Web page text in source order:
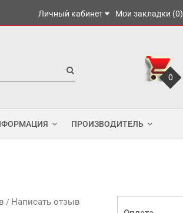
Личный кабинет Мои закладки (0)
0
ПРОИЗВОДИТЕЛЬ
/ Написать отзыв